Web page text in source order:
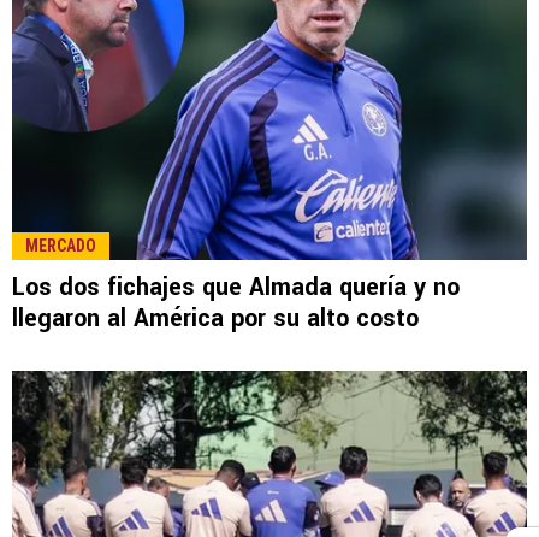
MERCADO
Los dos fichajes que Almada quería y no
llegaron al América por su alto costo